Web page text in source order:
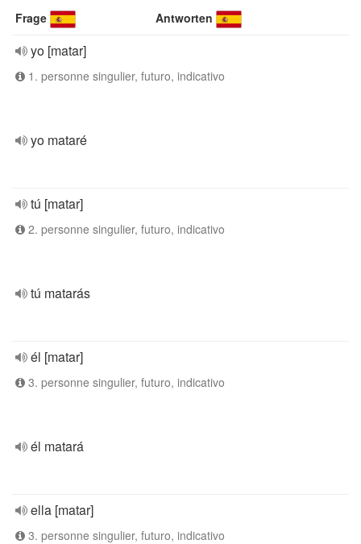
Frage Antworten
yo [matar]
1. personne singulier, futuro, indicativo
yo mataré
tú [matar]
2. personne singulier, futuro, indicativo
tú matarás
él [matar]
3. personne singulier, futuro, indicativo
él matará
ella [matar]
3. personne singulier, futuro, indicativo